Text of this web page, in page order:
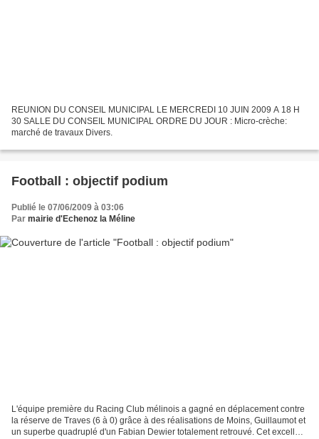
REUNION DU CONSEIL MUNICIPAL LE MERCREDI 10 JUIN 2009 A 18 H
30 SALLE DU CONSEIL MUNICIPAL ORDRE DU JOUR : Micro-crèche:
marché de travaux Divers.
Football : objectif podium
Publié le 07/06/2009 à 03:06
Par mairie d'Echenoz la Méline
L'équipe première du Racing Club mélinois a gagné en déplacement contre
la réserve de Traves (6 à 0) grâce à des réalisations de Moins, Guillaumot et
un superbe quadruplé d'un Fabian Dewier totalement retrouvé. Cet excellent